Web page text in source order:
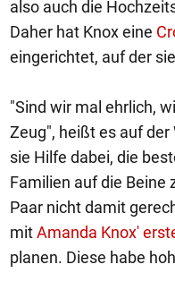
also auch die
Daher hat Knox eine
eingerichtet, auf der
"Sind wir mal ehrlich,
Zeug", heißt es auf
sie Hilfe dabei, die
Familien auf die Beine
Paar nicht damit
mitAmanda Knox'
planen. Diese habe